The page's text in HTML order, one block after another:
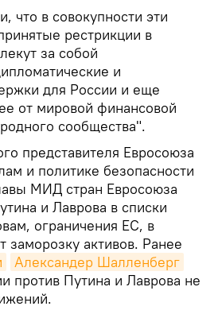
что в совокупности эти
рестрикции в
за собой
и
для России и еще
от мировой финансовой
сообщества".
представителя Евросоюза
и политике безопасности
МИД стран Евросоюза
и Лаврова в списки
ограничения ЕС, в
заморозку активов. Ранее
Александер Шалленберг
против Путина и Лаврова не